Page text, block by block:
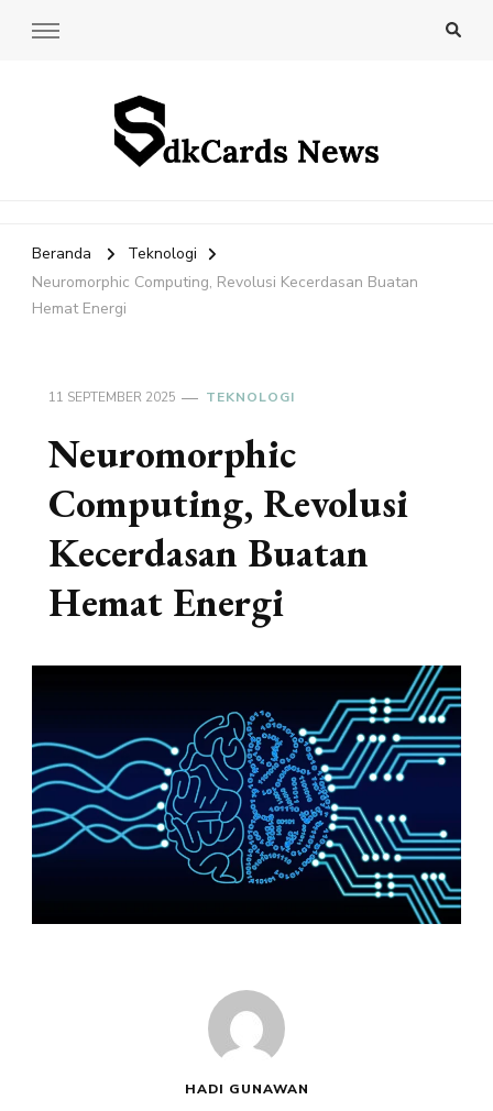
Beranda
Teknologi
Neuromorphic Computing, Revolusi Kecerdasan Buatan
Hemat Energi
11 SEPTEMBER 2025 TEKNOLOGI
Neuromorphic
Computing, Revolusi
Kecerdasan Buatan
Hemat Energi
HADI GUNAWAN